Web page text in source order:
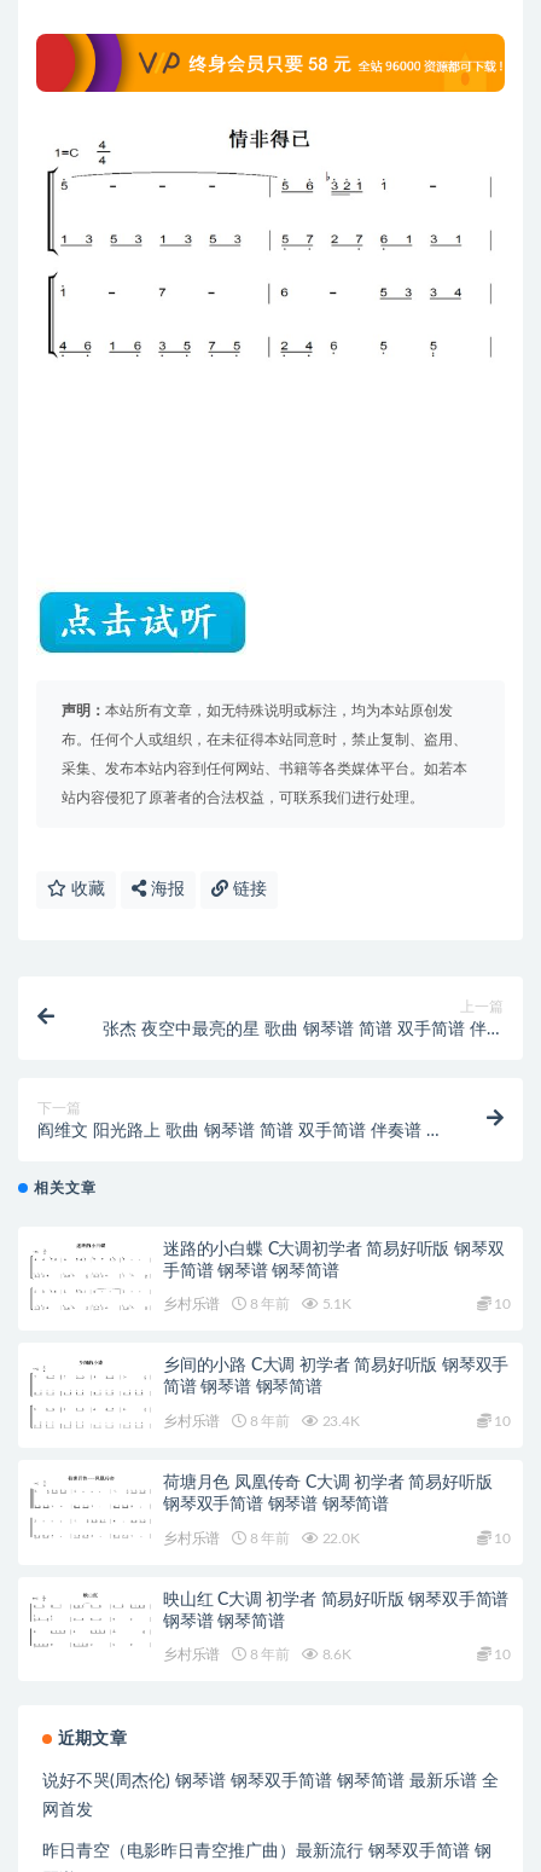
声明： 本站所有文章，如无特殊说明或标注，均为本站原创发
布。任何个人或组织，在未征得本站同意时，禁止复制、盗用、
采集、发布本站内容到任何网站、书籍等各类媒体平台。如若本
站内容侵犯了原著者的合法权益，可联系我们进行处理。
收藏 海报 链接
上一篇
张杰 夜空中最亮的星 歌曲 钢琴谱 简谱 双手简谱 伴奏
下一篇
阎维文 阳光路上 歌曲 钢琴谱 简谱 双手简谱 伴奏谱 下
相关文章
迷路的小白蝶 C大调初学者 简易好听版 钢琴双
手简谱 钢琴谱 钢琴简谱
乡村乐谱 8 年前 5.1K 10
乡间的小路 C大调 初学者 简易好听版 钢琴双手
简谱 钢琴谱 钢琴简谱
乡村乐谱 8 年前 23.4K 10
荷塘月色 凤凰传奇 C大调 初学者 简易好听版
钢琴双手简谱 钢琴谱 钢琴简谱
乡村乐谱 8 年前 22.0K 10
映山红 C大调 初学者 简易好听版 钢琴双手简谱
钢琴谱 钢琴简谱
乡村乐谱 8 年前 8.6K 10
近期文章
说好不哭(周杰伦) 钢琴谱 钢琴双手简谱 钢琴简谱 最新乐谱 全
网首发
昨日青空（电影昨日青空推广曲）最新流行 钢琴双手简谱 钢